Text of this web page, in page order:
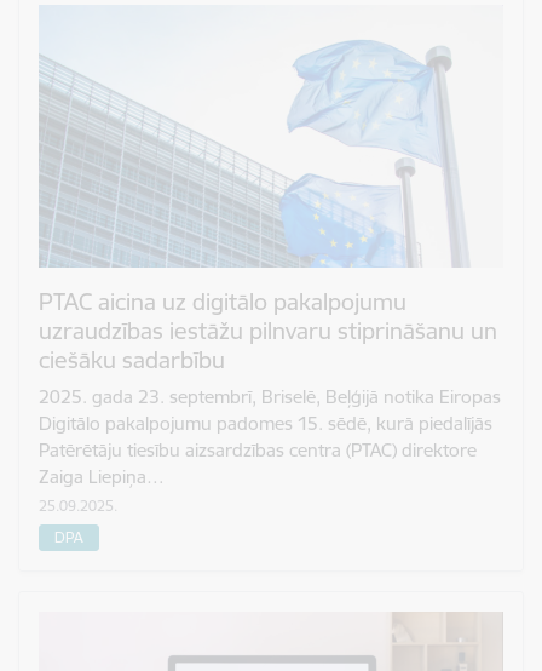
PTAC aicina uz digitālo pakalpojumu
uzraudzības iestāžu pilnvaru stiprināšanu un
ciešāku sadarbību
2025. gada 23. septembrī, Briselē, Beļģijā notika Eiropas
Digitālo pakalpojumu padomes 15. sēdē, kurā piedalījās
Patērētāju tiesību aizsardzības centra (PTAC) direktore
Zaiga Liepiņa…
25.09.2025.
DPA